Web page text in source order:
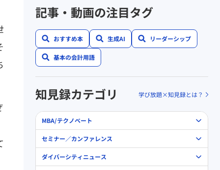
記事・動画の注目タグ
おすすめ本 生成AI リーダーシップ
基本の会計用語
知見録カテゴリ 学び放題×知見録とは？
MBA/テクノベート
セミナー／カンファレンス
ダイバーシティニュース